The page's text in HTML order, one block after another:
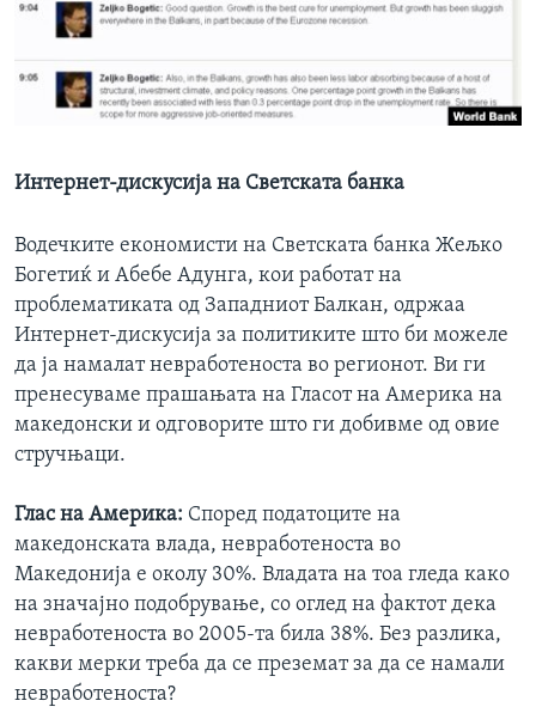
ИНТЕРВЈУА
Јазици
Интернет-дискусија на Светската банка
Водечките економисти на Светската банка Жељко
Богетиќ и Абебе Адунга, кои работат на
проблематиката од Западниот Балкан, одржаа
Интернет-дискусија за политиките што би можеле
да ја намалат невработеноста во регионот. Ви ги
пренесуваме прашањата на Гласот на Америка на
македонски и одговорите што ги добивме од овие
стручњаци.
Глас на Америка: Според податоците на
македонската влада, невработеноста во
Македонија е околу 30%. Владата на тоа гледа како
на значајно подобрување, со оглед на фактот дека
невработеноста во 2005-та била 38%. Без разлика,
какви мерки треба да се преземат за да се намали
невработеноста?